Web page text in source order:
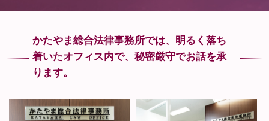
かたやま総合法律事務所では、 明るく落ち
着いたオフィス内で、秘密厳守でお話を承
ります。